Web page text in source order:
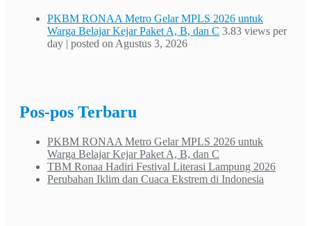
PKBM RONAA Metro Gelar MPLS 2026 untuk
Warga Belajar Kejar Paket A, B, dan C 3.83 views per
day | posted on Agustus 3, 2026
Pos-pos Terbaru
PKBM RONAA Metro Gelar MPLS 2026 untuk
Warga Belajar Kejar Paket A, B, dan C
TBM Ronaa Hadiri Festival Literasi Lampung 2026
Perubahan Iklim dan Cuaca Ekstrem di Indonesia